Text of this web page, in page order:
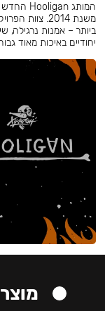
ביותר – אמנות נרגילה,
יחודיים באיכות מאוד